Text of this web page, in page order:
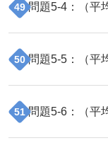
49 問題5-4 ：（平
50 問題5-5 ：（平
51 問題5-6 ：（平